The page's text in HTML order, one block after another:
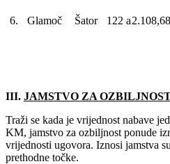
6. Glamoč Šator 122 a2.108,68
III. JAMSTVO ZA
Traži se kada je vrijednost nabave
KM, jamstvo za ozbiljnost ponude
vrijednosti ugovora. Iznosi jamstva
prethodne točke.